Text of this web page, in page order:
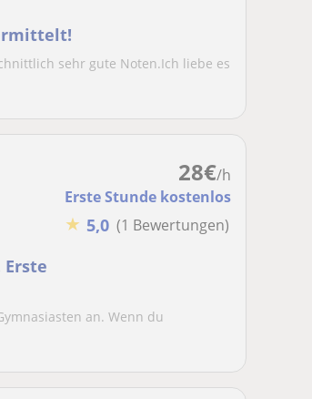
sehr gute Noten.Ich liebe es
28€/h
Erste Stunde kostenlos
★ 5,0 (1 Bewertungen)
an. Wenn du